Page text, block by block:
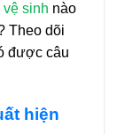
vệ sinh nào
Theo dõi
được câu
hiện